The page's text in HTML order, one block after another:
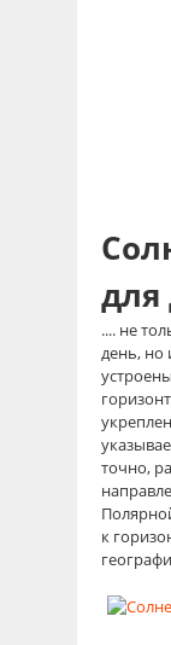
для
.... не
день, но
точно,
к